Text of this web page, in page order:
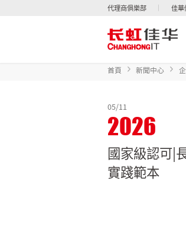
代理商俱樂部 佳華
首頁 新聞中心
05/11
2026
國家級認可|
實踐範本